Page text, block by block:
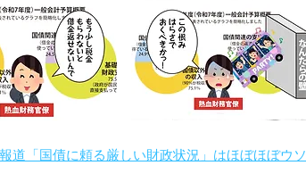
道「国債に頼る厳しい財政状況」はほぼほぼウソ